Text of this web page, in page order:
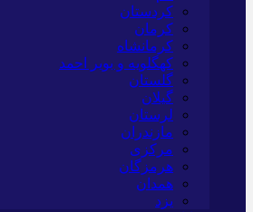
کردستان
کرمان
کرمانشاه
کهگلویه و بویر احمد
گلستان
گیلان
لرستان
مازندران
مرکزی
هرمزگان
همدان
یزد